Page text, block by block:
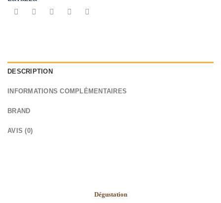
DESCRIPTION
INFORMATIONS COMPLÉMENTAIRES
BRAND
AVIS (0)
Dégustation